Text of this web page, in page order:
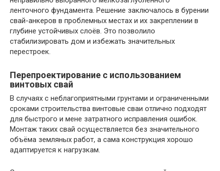
ленточного фундамента. Решение заключалось в бурении
свай-анкеров в проблемных местах и их закреплении в
глубине устойчивых слоёв. Это позволило
стабилизировать дом и избежать значительных
перестроек.
Перепроектирование с использованием
винтовых свай
В случаях с неблагоприятными грунтами и ограниченными
сроками строительства винтовые сваи отлично подходят
для быстрого и мене затратного исправления ошибок.
Монтаж таких свай осуществляется без значительного
объёма земляных работ, а сама конструкция хорошо
адаптируется к нагрузкам.